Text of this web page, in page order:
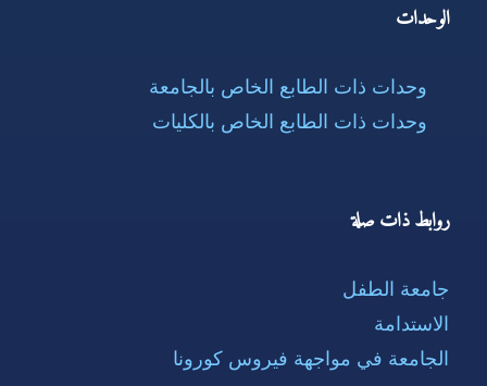
الوحدات
وحدات ذات الطابع الخاص بالجامعة
وحدات ذات الطابع الخاص بالكليات
روابط ذات صلة
جامعة الطفل
الاستدامة
الجامعة في مواجهة فيروس كورونا